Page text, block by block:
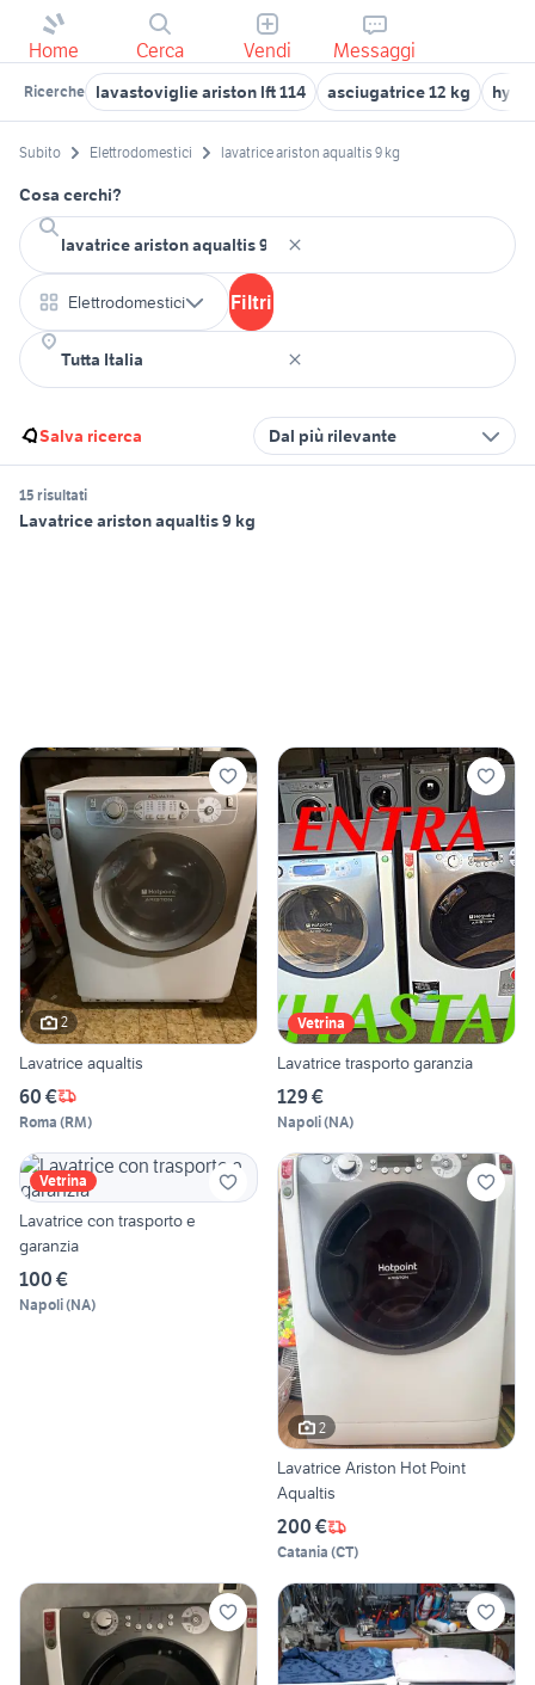
Home Cerca Vendi Messaggi
Ricerche lavastoviglie ariston lft 114 asciugatrice 12 kg
Subito Elettrodomestici lavatrice ariston aqualtis 9 kg
Cosa cerchi?
Elettrodomestici Filtri
Salva ricerca Dal più rilevante
15 risultati
Lavatrice ariston aqualtis 9 kg
2
Lavatrice aqualtis
60 €
Roma (RM)
Vetrina
Lavatrice trasporto garanzia
129 €
Napoli(NA)
Vetrina
Lavatrice con trasporto e
garanzia
100 €
Napoli(NA)
2
Lavatrice Ariston Hot Point
Aqualtis
200 €
Catania (CT)